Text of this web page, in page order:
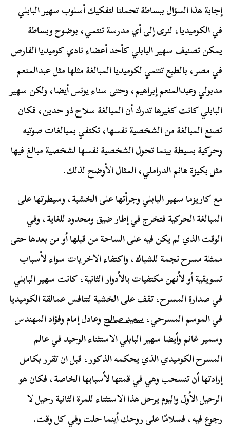
إجابة هذا السؤال ببساطة تحملنا لتفكيك أسلوب سهير البابلي
في الكوميديا، لنرى إلى أي مدرسة تنتمي، بوضوح وبساطة
يمكن تصنيف سهير البابلي كأحد أعضاء نادي كوميديا الفارص
في مصر، بالطبع تنتمي لكوميديا المبالغة مثلها مثل عبدالمنعم
مدبولي وعبدالمنعم إبراهيم، وحتى سناء يونس أيضا، ولكن سهير
البابلي كانت كغيرها تدرك أن المبالغة سلاح ذو حدين، فكان
تصنع المبالغة من الشخصية نفسها، تكتفي بمبالغات صوتيه
وحركية بسيطة بينما تحول الشخصية نفسها لشخصية مبالغ فيها
مثل بكيزة هانم الدراملي، المثال الأوضح لذلك.
مع كاريزما سهير البابلي وجرأتها على الخشبة، وسيطرتها على
المبالغة الحركية فتخرج في إطار ضيق ومحدود للغاية، وفي
الوقت الذي لم يكن فيه على الساحة من قبلها أو من بعدها حتى
ممثلة مسرح نجمة للشباك، واكتفاء الاخريات سواء لأسباب
تسويقية أو لأنهن مكتفيات بالأدوار الثانية، كانت سهير البابلي
في صدارة المسرح، تقف على الخشبة لتنافس عمالقة الكوميديا
في الموسم المسرحي،سعيد صالحوعادل إمام وفؤاد المهندس
وسمير غانم وأيضا سهير البابلي الاستثناء الوحيد في عالم
المسرح الكوميدي الذي يحكمه الذكور، قبل ان تقرر بكامل
إرادتها أن تنسحب وهي في قمتها لأسبابها الخاصة، فكان هو
الرحيل الأول واليوم يرحل هذا الاستثناء للمرة الثانية رحيل لا
رجوع فيه، فسلامًا على روحك أينما حلت وفي كل وقت.